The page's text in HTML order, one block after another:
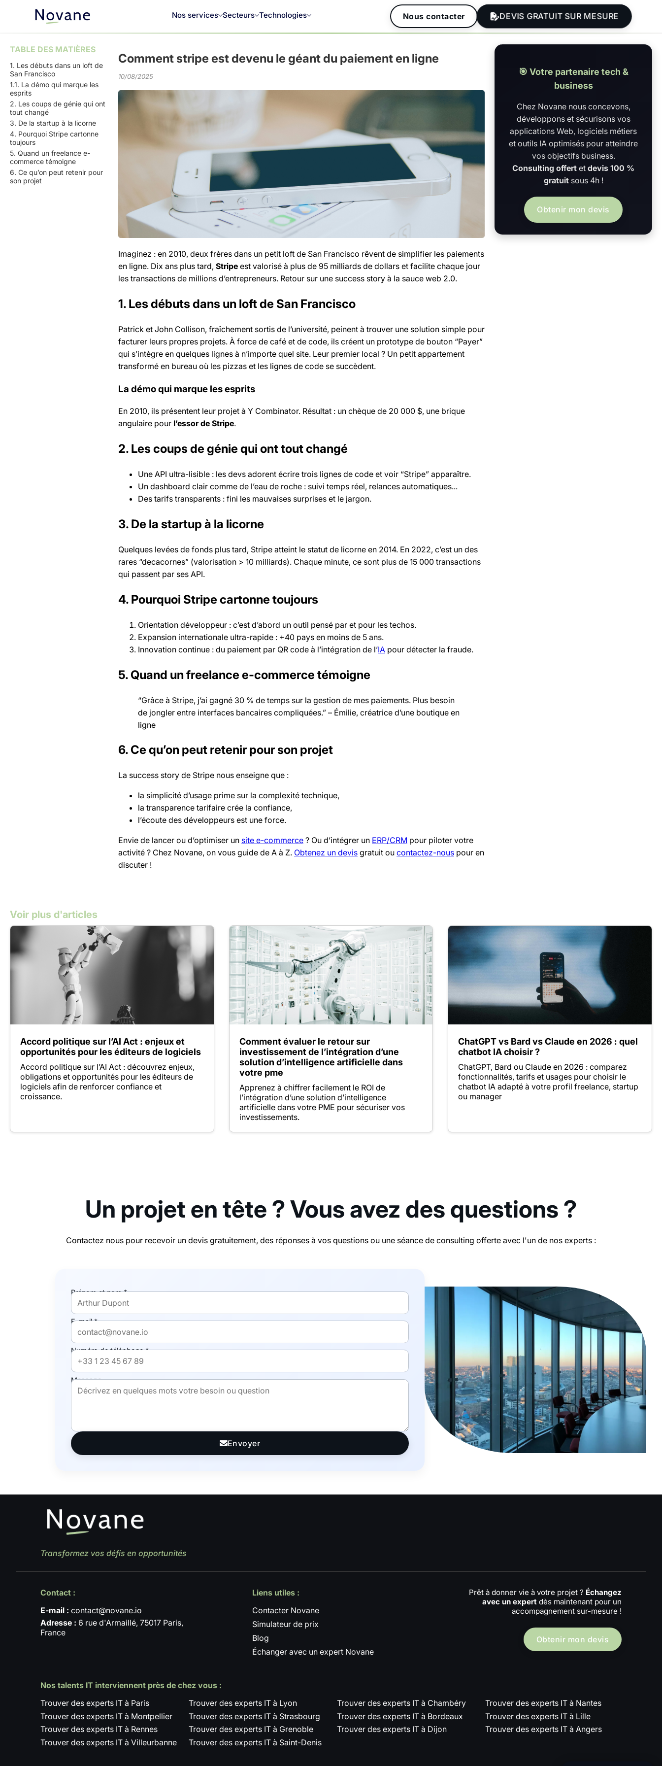
Nos services Secteurs Technologies Nous contacter DEVIS GRATUIT SUR MESURE
TABLE DES MATIÈRES
1. Les débuts dans un loft de
San Francisco
1.1. La démo qui marque les
esprits
2. Les coups de génie qui ont
tout changé
3. De la startup à la licorne
4. Pourquoi Stripe cartonne
toujours
5. Quand un freelance e-
commerce témoigne
6. Ce qu’on peut retenir pour
son projet
Comment stripe est devenu le géant du paiement en ligne
10/08/2025
Imaginez : en 2010, deux frères dans un petit loft de San Francisco rêvent de simplifier les paiements
en ligne. Dix ans plus tard, Stripe est valorisé à plus de 95 milliards de dollars et facilite chaque jour
les transactions de millions d’entrepreneurs. Retour sur une success story à la sauce web 2.0.
1. Les débuts dans un loft de San Francisco
Patrick et John Collison, fraîchement sortis de l’université, peinent à trouver une solution simple pour
facturer leurs propres projets. À force de café et de code, ils créent un prototype de bouton “Payer”
qui s’intègre en quelques lignes à n’importe quel site. Leur premier local ? Un petit appartement
transformé en bureau où les pizzas et les lignes de code se succèdent.
La démo qui marque les esprits
En 2010, ils présentent leur projet à Y Combinator. Résultat : un chèque de 20 000 $, une brique
angulaire pour l’essor de Stripe.
2. Les coups de génie qui ont tout changé
Une API ultra-lisible : les devs adorent écrire trois lignes de code et voir “Stripe” apparaître.
Un dashboard clair comme de l’eau de roche : suivi temps réel, relances automatiques...
Des tarifs transparents : fini les mauvaises surprises et le jargon.
3. De la startup à la licorne
Quelques levées de fonds plus tard, Stripe atteint le statut de licorne en 2014. En 2022, c’est un des
rares “decacornes” (valorisation > 10 milliards). Chaque minute, ce sont plus de 15 000 transactions
qui passent par ses API.
4. Pourquoi Stripe cartonne toujours
Orientation développeur : c’est d’abord un outil pensé par et pour les techos.
Expansion internationale ultra-rapide : +40 pays en moins de 5 ans.
Innovation continue : du paiement par QR code à l’intégration de l’IA pour détecter la fraude.
5. Quand un freelance e-commerce témoigne
“Grâce à Stripe, j’ai gagné 30 % de temps sur la gestion de mes paiements. Plus besoin
de jongler entre interfaces bancaires compliquées.” – Émilie, créatrice d’une boutique en
ligne
6. Ce qu’on peut retenir pour son projet
La success story de Stripe nous enseigne que :
la simplicité d’usage prime sur la complexité technique,
la transparence tarifaire crée la confiance,
l’écoute des développeurs est une force.
Envie de lancer ou d’optimiser un site e-commerce ? Ou d’intégrer un ERP/CRM pour piloter votre
activité ? Chez Novane, on vous guide de A à Z. Obtenez un devis gratuit ou contactez-nous pour en
discuter !
🎯 Votre partenaire tech &
business
Chez Novane nous concevons,
développons et sécurisons vos
applications Web, logiciels métiers
et outils IA optimisés pour atteindre
vos objectifs business.
Consulting offert et devis 100 %
gratuitsous 4h !
Obtenir mon devis
Voir plus d'articles
Accord politique sur l’AI Act : enjeux et
opportunités pour les éditeurs de logiciels
Accord politique sur l’AI Act : découvrez enjeux,
obligations et opportunités pour les éditeurs de
logiciels afin de renforcer confiance et
croissance.
Comment évaluer le retour sur
investissement de l’intégration d’une
solution d’intelligence artificielle dans
votre pme
Apprenez à chiffrer facilement le ROI de
l’intégration d’une solution d’intelligence
artificielle dans votre PME pour sécuriser vos
investissements.
ChatGPT vs Bard vs Claude en 2026 : quel
chatbot IA choisir ?
ChatGPT, Bard ou Claude en 2026 : comparez
fonctionnalités, tarifs et usages pour choisir le
chatbot IA adapté à votre profil freelance, startup
ou manager
Un projet en tête ? Vous avez des questions ?
Contactez nous pour recevoir un devis gratuitement, des réponses à vos questions ou une séance de consulting offerte avec l'un de nos experts :
Prénom et nom *
E-mail *
Numéro de téléphone *
Message
Envoyer
Transformez vos défis en opportunités
Contact :
E-mail : contact@novane.io
Adresse : 6 rue d'Armaillé, 75017 Paris,
France
Liens utiles :
Contacter Novane
Simulateur de prix
Blog
Échanger avec un expert Novane
Prêt à donner vie à votre projet ? Échangez
avec un expert dès maintenant pour un
accompagnement sur-mesure !
Obtenir mon devis
Nos talents IT interviennent près de chez vous :
Trouver des experts IT à Paris
Trouver des experts IT à Lyon Trouver des experts IT à Chambéry
Trouver des experts IT à Nantes
Trouver des experts IT à Montpellier
Trouver des experts IT à Strasbourg Trouver des experts IT à Bordeaux
Trouver des experts IT à Lille
Trouver des experts IT à Rennes
Trouver des experts IT à Grenoble Trouver des experts IT à Dijon
Trouver des experts IT à Angers
Trouver des experts IT à Villeurbanne
Trouver des experts IT à Saint-Denis